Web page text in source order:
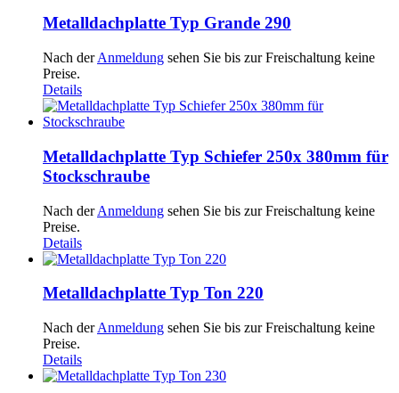
Metalldachplatte Typ Grande 290
Nach derAnmeldung sehen Sie bis zur Freischaltung keine
Preise.
Details
Metalldachplatte Typ Schiefer 250x 380mm für
Stockschraube
Nach derAnmeldung sehen Sie bis zur Freischaltung keine
Preise.
Details
Metalldachplatte Typ Ton 220
Nach derAnmeldung sehen Sie bis zur Freischaltung keine
Preise.
Details